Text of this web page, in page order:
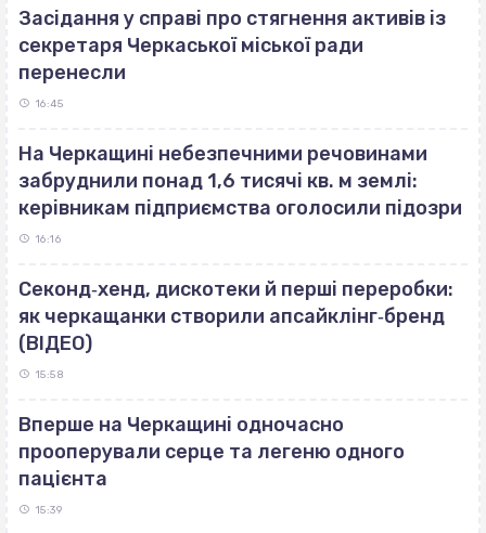
Засідання у справі про стягнення активів із
секретаря Черкаської міської ради
перенесли
16:45
На Черкащині небезпечними речовинами
забруднили понад 1,6 тисячі кв. м землі:
керівникам підприємства оголосили підозри
16:16
Секонд‐хенд, дискотеки й перші переробки:
як черкащанки створили апсайклінг‐бренд
(ВІДЕО)
15:58
Вперше на Черкащині одночасно
прооперували серце та легеню одного
пацієнта
15:39